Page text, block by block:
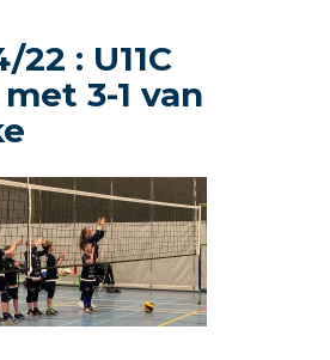
22 : U11C
3-1 van